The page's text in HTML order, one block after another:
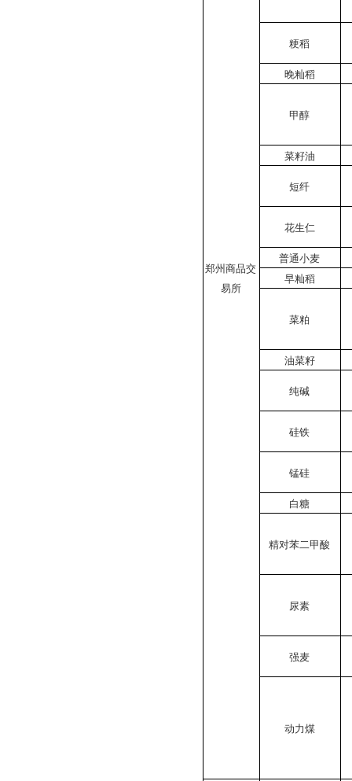
郑州商品交
易所
粳稻
晚籼稻
甲醇
菜籽油
短纤
花生仁
普通小麦
早籼稻
菜粕
油菜籽
纯碱
硅铁
锰硅
白糖
精对苯二甲酸
尿素
强麦
动力煤